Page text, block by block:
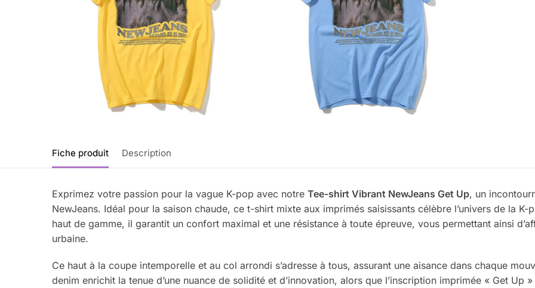
Fiche produit Description
Exprimez votre passion pour la vague K-pop avec notreTee-shirt Vibrant NewJeans Get Up, un
NewJeans. Idéal pour la saison chaude, ce t-shirt mixte aux imprimés saisissants célèbre l’univers de la
haut de gamme, il garantit un confort maximal et une résistance à toute épreuve, vous permettant ainsi
urbaine.
Ce haut à la coupe intemporelle et au col arrondi s’adresse à tous, assurant une aisance dans chaque
denim enrichit la tenue d’une nuance de solidité et d’innovation, alors que l’inscription imprimée « Get Up